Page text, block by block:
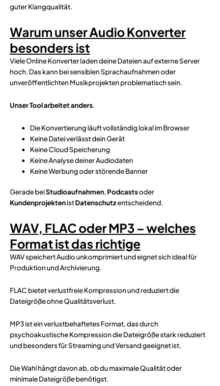
guter Klangqualität.
Warum unser Audio Konverter
besonders ist
Viele Online Konverter laden deine Dateien auf externe Server
hoch. Das kann bei sensiblen Sprachaufnahmen oder
unveröffentlichten Musikprojekten problematisch sein.
Unser Tool arbeitet anders.
Die Konvertierung läuft vollständig lokal im Browser
Keine Datei verlässt dein Gerät
Keine Cloud Speicherung
Keine Analyse deiner Audiodaten
Keine Werbung oder störende Banner
Gerade beiStudioaufnahmen, Podcastsoder
KundenprojektenistDatenschutzentscheidend.
WAV, FLAC oder MP3 – welches
Format ist das richtige
WAV speichert Audio unkomprimiert und eignet sich ideal für
Produktion und Archivierung.
FLAC bietet verlustfreie Kompression und reduziert die
Dateigröße ohne Qualitätsverlust.
MP3 ist ein verlustbehaftetes Format, das durch
psychoakustische Kompression die Dateigröße stark reduziert
und besonders für Streaming und Versand geeignet ist.
Die Wahl hängt davon ab, ob du maximale Qualität oder
minimale Dateigröße benötigst.